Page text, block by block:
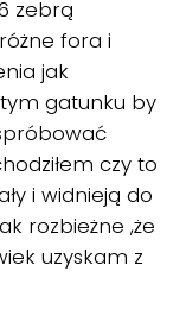
zebrą
fora i
jak
gatunku by
czy to
i widnieją do
rozbieżne ,że
uzyskam z